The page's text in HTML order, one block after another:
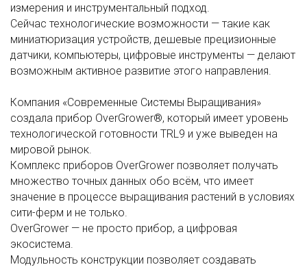
измерения и инструментальный подход.
Сейчас технологические возможности — такие как
миниатюризация устройств, дешевые прецизионные
датчики, компьютеры, цифровые инструменты — делают
возможным активное развитие этого направления.
Компания «Современные Системы Выращивания»
создала прибор OverGrower®, который имеет уровень
технологической готовности TRL9 и уже выведен на
мировой рынок.
Комплекс приборов OverGrower позволяет получать
множество точных данных обо всём, что имеет
значение в процессе выращивания растений в условиях
сити-ферм и не только.
OverGrower — не просто прибор, а цифровая
экосистема.
Модульность конструкции позволяет создавать